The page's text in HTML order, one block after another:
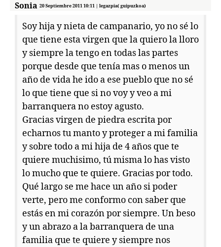
Sonia 20 Septiembre 2011 10:11 | legazpia( guipuzkoa)
Soy hija y nieta de campanario, yo no sé lo
que tiene esta virgen que la quiero la lloro
y siempre la tengo en todas las partes
porque desde que tenía mas o menos un
año de vida he ido a ese pueblo que no sé
lo que tiene que si no voy y veo a mi
barranquera no estoy agusto.
Gracias virgen de piedra escrita por
echarnos tu manto y proteger a mi familia
y sobre todo a mi hija de 4 años que te
quiere muchisimo, tú misma lo has visto
lo mucho que te quiere. Gracias por todo.
Qué largo se me hace un año si poder
verte, pero me conformo con saber que
estás en mi corazón por siempre. Un beso
y un abrazo a la barranquera de una
familia que te quiere y siempre nos